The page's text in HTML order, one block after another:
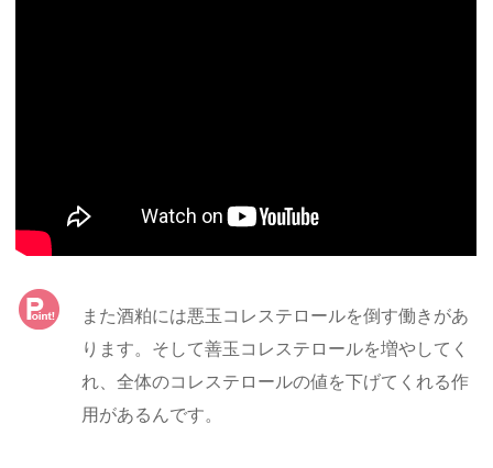
また酒粕には悪玉コレステロールを倒す働きがあ
ります。そして善玉コレステロールを増やしてく
れ、全体のコレステロールの値を下げてくれる作
用があるんです。